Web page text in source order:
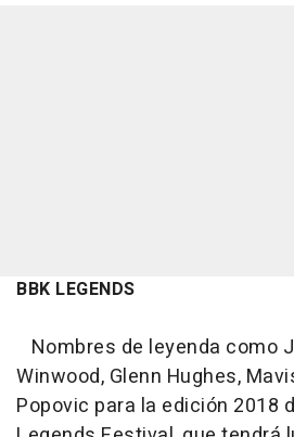
BBK LEGENDS
Nombres de leyenda como
Winwood, Glenn Hughes,
Popovic para la edición 2018